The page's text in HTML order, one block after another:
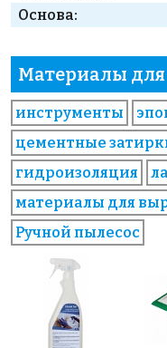
Основа:
Материалы
инструменты
цементные
гидроизоляция
материалы для
Ручной пылесос